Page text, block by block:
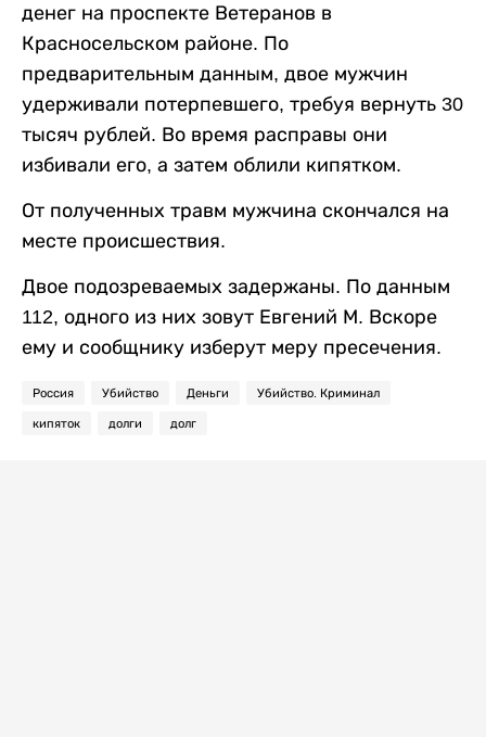
денег на проспекте Ветеранов в
Красносельском районе. По
предварительным данным, двое мужчин
удерживали потерпевшего, требуя вернуть 30
тысяч рублей. Во время расправы они
избивали его, а затем облили кипятком.
От полученных травм мужчина скончался на
месте происшествия.
Двое подозреваемых задержаны. По данным
112, одного из них зовут Евгений М. Вскоре
ему и сообщнику изберут меру пресечения.
Россия Убийство Деньги Убийство. Криминал
кипяток долги долг